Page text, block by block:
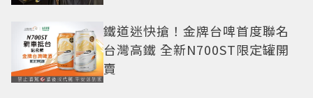
鐵道迷快搶！金牌台啤首度聯名
台灣高鐵 全新N700ST限定罐開
賣